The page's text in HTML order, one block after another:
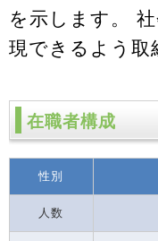
を示します。
現できるよう取
在職者構成
性別
人数